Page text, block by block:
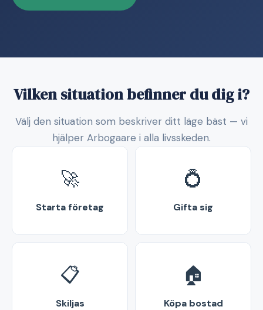
Vilken situation befinner du dig i?
Välj den situation som beskriver ditt läge bäst — vi
hjälper Arbogaare i alla livsskeden.
🚀
Starta företag
💍
Gifta sig
📋
Skiljas
🏠
Köpa bostad